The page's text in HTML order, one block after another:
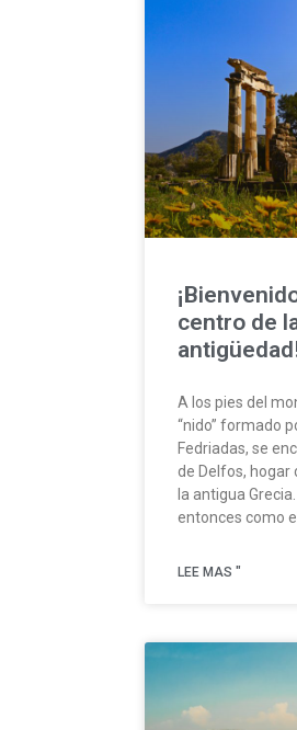
centro de
A los pies del
“nido” formado
Fedriadas, se
de Delfos, hogar
la antigua
entonces como
LEE MAS "